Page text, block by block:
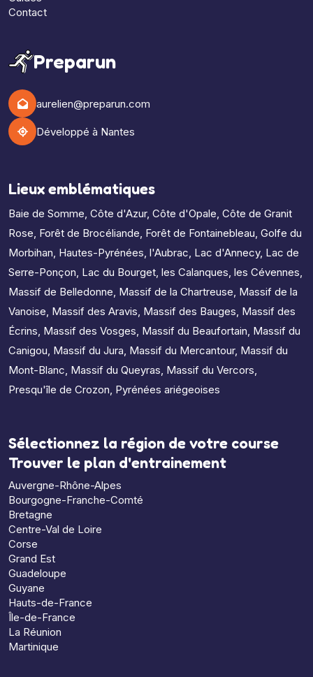
Contact
Preparun
aurelien@preparun.com
Développé à Nantes
Lieux emblématiques
Baie de Somme, Côte d'Azur, Côte d'Opale, Côte de Granit
Rose, Forêt de Brocéliande, Forêt de Fontainebleau, Golfe du
Morbihan, Hautes-Pyrénées, l'Aubrac, Lac d'Annecy, Lac de
Serre-Ponçon, Lac du Bourget, les Calanques, les Cévennes,
Massif de Belledonne, Massif de la Chartreuse, Massif de la
Vanoise, Massif des Aravis, Massif des Bauges, Massif des
Écrins, Massif des Vosges, Massif du Beaufortain, Massif du
Canigou, Massif du Jura, Massif du Mercantour, Massif du
Mont-Blanc, Massif du Queyras, Massif du Vercors,
Presqu'île de Crozon, Pyrénées ariégeoises
Sélectionnez la région de votre course
Trouver le plan d'entrainement
Auvergne-Rhône-Alpes
Bourgogne-Franche-Comté
Bretagne
Centre-Val de Loire
Corse
Grand Est
Guadeloupe
Guyane
Hauts-de-France
Île-de-France
La Réunion
Martinique